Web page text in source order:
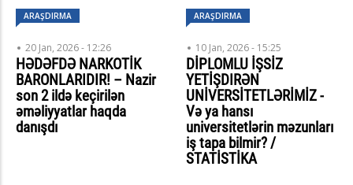
ARAŞDIRMA
20 Jan, 2026 - 12:26
HƏDƏFDƏ NARKOTİK
BARONLARIDIR! – Nazir
son 2 ildə keçirilən
əməliyyatlar haqda
danışdı
ARAŞDIRMA
10 Jan, 2026 - 15:25
DİPLOMLU İŞSİZ
YETİŞDIRƏN
UNİVERSİTETLƏRİMİZ -
Və ya hansı
universitetlərin məzunları
iş tapa bilmir? /
STATİSTİKA